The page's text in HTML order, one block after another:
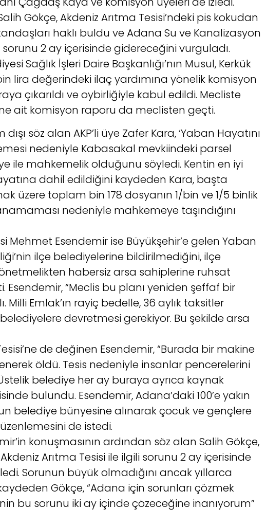
Gökçe, Akdeniz Arıtma Tesisi’ndeki pis kokudan
haklı buldu ve Adana Su ve Kanalizasyon
sorunu 2 ay içerisinde gidereceğini vurguladı.
Sağlık İşleri Daire Başkanlığı’nın Musul, Kerkük
lira değerindeki ilaç yardımına yönelik komisyon
çıkarıldı ve oybirliğiyle kabul edildi. Mecliste
ait komisyon raporu da meclisten geçti.
söz alan AKP’li üye Zafer Kara, ‘Yaban Hayatını
nedeniyle Kabasakal mevkiindeki parsel
ile mahkemelik olduğunu söyledi. Kentin en iyi
dahil edildiğini kaydeden Kara, başta
üzere toplam bin 178 dosyanın 1/bin ve 1/5 binlik
nedeniyle mahkemeye taşındığını
Mehmet Esendemir ise Büyükşehir’e gelen Yaban
ilçe belediyelerine bildirilmediğini, ilçe
habersiz arsa sahiplerine ruhsat
Esendemir, “Meclis bu planı yeniden şeffaf bir
Milli Emlak’ın rayiç bedelle, 36 aylık taksitler
devretmesi gerekiyor. Bu şekilde arsa
de değinen Esendemir, “Burada bir makine
öldü. Tesis nedeniyle insanlar pencerelerini
belediye her ay buraya ayrıca kaynak
bulundu. Esendemir, Adana’daki 100’e yakın
belediye bünyesine alınarak çocuk ve gençlere
de istedi.
konuşmasının ardından söz alan Salih Gökçe,
Arıtma Tesisi ile ilgili sorunu 2 ay içerisinde
Sorunun büyük olmadığını ancak yıllarca
Gökçe, “Adana için sorunları çözmek
bu sorunu iki ay içinde çözeceğine inanıyorum”